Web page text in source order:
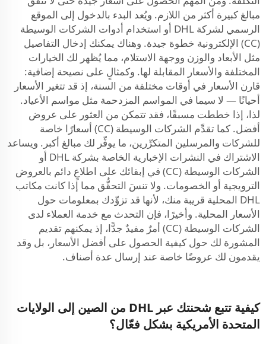
مبالغ كبيرة أكثر من اللازم. ويُعد البدء بالدخول إلى الموقع
الرسمي لشركة DHL أو استخدام أدوات الشركات الوسيطة
(CC) الإلكترونية خطوة جيدة. وهناك يمكنك إدخال التفاصيل
مثل الأبعاد والوزن ووجهة الاستلام، مما يُظهر لك الخيارات
المختلفة والأسعار المقابلة لها. وكمثالٍ على نصيحة إضافية:
قارن الأسعار في أوقات مختلفة من السنة، إذ قد تتغير الأسعار
أحيانًا — لا سيما في المواسم المزدحمة مثل مواسم الأعياد.
لذا، إذا خططت مسبقًا، فقد تتمكن من العثور على عروض
أفضل. كما تقدِّم الشركات الوسيطة (CC) أسعارًا خاصة
للشركات والمرسلين المتكرِّرين، ما يوفِّر لك مبالغ أكبر. ويساعد
الاشتراك في النشرات الإخبارية الخاصة بشركة DHL أو
الشركات الوسيطة (CC) في إبقائك على اطلاعٍ دائم بالعروض
الترويجية أو الخصومات. ولا تنسَ التحقُّق مما إذا كانت مكاتب
DHL المحلية قريبة منك، لأنها قد تزوِّدك بمعلومات حول
الأسعار المحلية. وأخيرًا، فإن التحدث مع خدمة العملاء لدى
الشركات الوسيطة (CC) أمرٌ مفيدٌ جدًّا، إذ يمكنهم تقديم
المشورة لك حول كيفية الحصول على أفضل الأسعار، بل وقد
يقدمون لك عروضًا خاصة عند إرسال عدة أصناف.
كيفية تتبع شحنتك عبر DHL من الصين إلى الولايات
المتحدة الأمريكية بشكل فعّال؟